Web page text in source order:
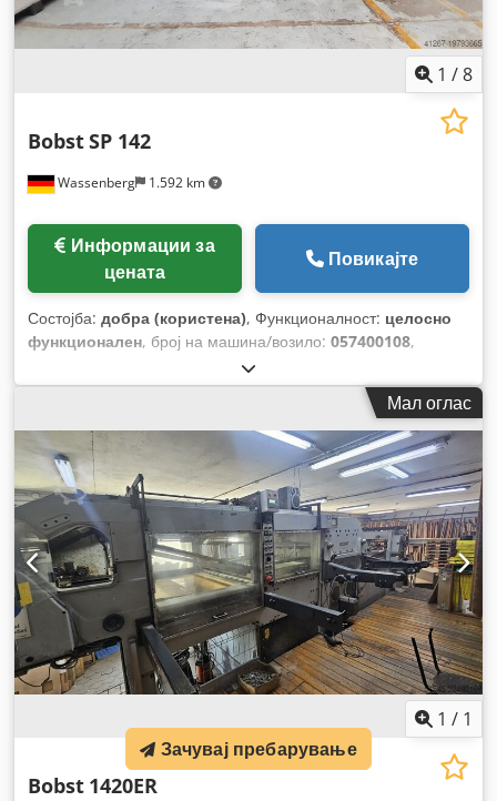
1 /8
Wassenberg 1.592 km
BobstSP 142
цената
Повикајте
Состојба: добра (користена), Функционалност: целосно
функционален, број на машина/возило: 057400108,
Мал оглас
1 / 1
Bobst 1420ER
Зачувај пребарување